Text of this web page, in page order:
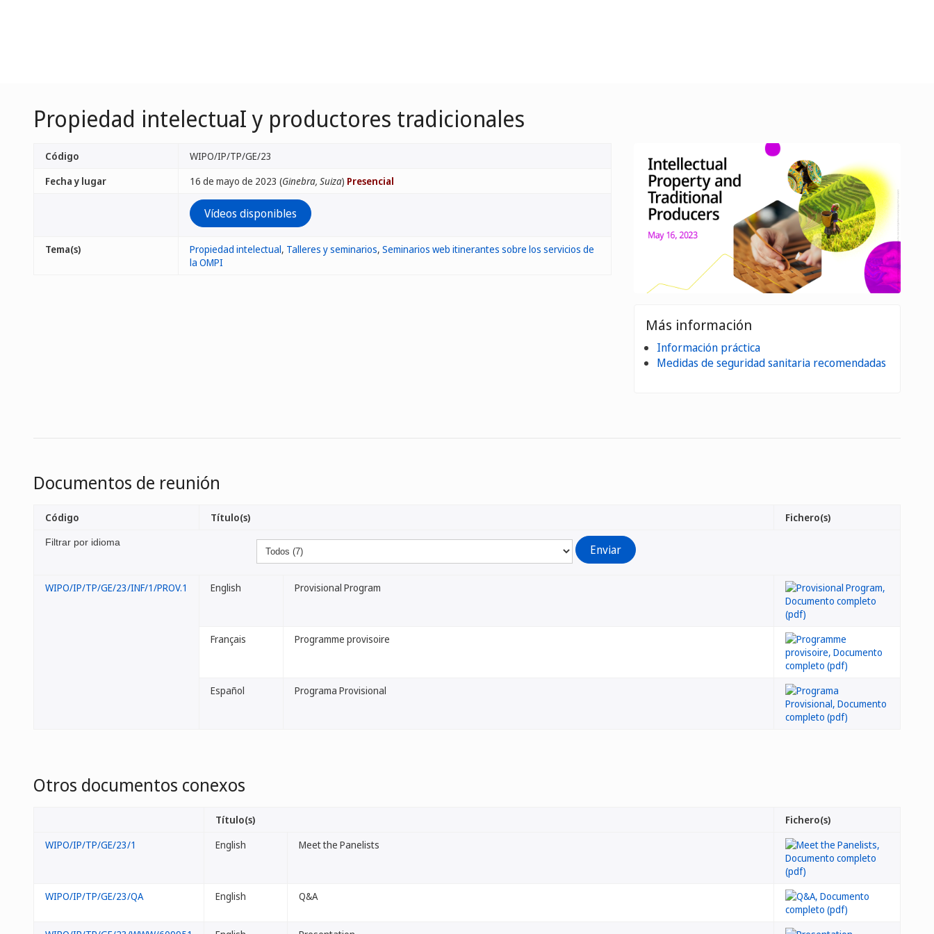
Propiedad intelectuaI y productores tradicionales
Código
WIPO/IP/TP/GE/23
Fecha y lugar
16 de mayo de 2023 (Ginebra, Suiza) Presencial
Vídeos disponibles
Tema(s) Propiedad intelectual, Talleres y seminarios, Seminarios web itinerantes sobre los servicios de
la OMPI
Más información
Información práctica
Medidas de seguridad sanitaria recomendadas
Documentos de reunión
Filtrar por idioma
Código Título(s) Fichero(s)
WIPO/IP/TP/GE/23/INF/1/PROV.1 English Provisional Program
Français Programme provisoire
Español Programa Provisional
Otros documentos conexos
Título(s)
Fichero(s)
WIPO/IP/TP/GE/23/1
English Meet the Panelists
WIPO/IP/TP/GE/23/QA English Q&A